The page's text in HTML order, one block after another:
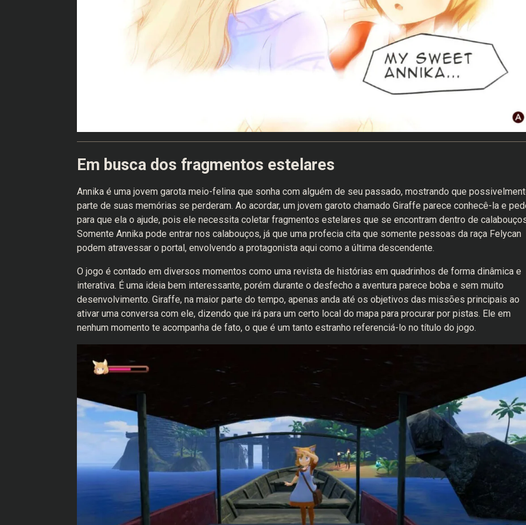
Em busca dos fragmentos estelares
Annika é uma jovem garota meio-felina que sonha com alguém de seu passado, mostrando que
parte de suas memórias se perderam. Ao acordar, um jovem garoto chamado Giraffe parece conhecê-la e
para que ela o ajude, pois ele necessita coletar fragmentos estelares que se encontram dentro de
Somente Annika pode entrar nos calabouços, já que uma profecia cita que somente pessoas da raça Felycan
podem atravessar o portal, envolvendo a protagonista aqui como a última descendente.
O jogo é contado em diversos momentos como uma revista de histórias em quadrinhos de forma dinâmica e
interativa. É uma ideia bem interessante, porém durante o desfecho a aventura parece boba e sem muito
desenvolvimento. Giraffe, na maior parte do tempo, apenas anda até os objetivos das missões principais ao
ativar uma conversa com ele, dizendo que irá para um certo local do mapa para procurar por pistas. Ele em
nenhum momento te acompanha de fato, o que é um tanto estranho referenciá-lo no título do jogo.